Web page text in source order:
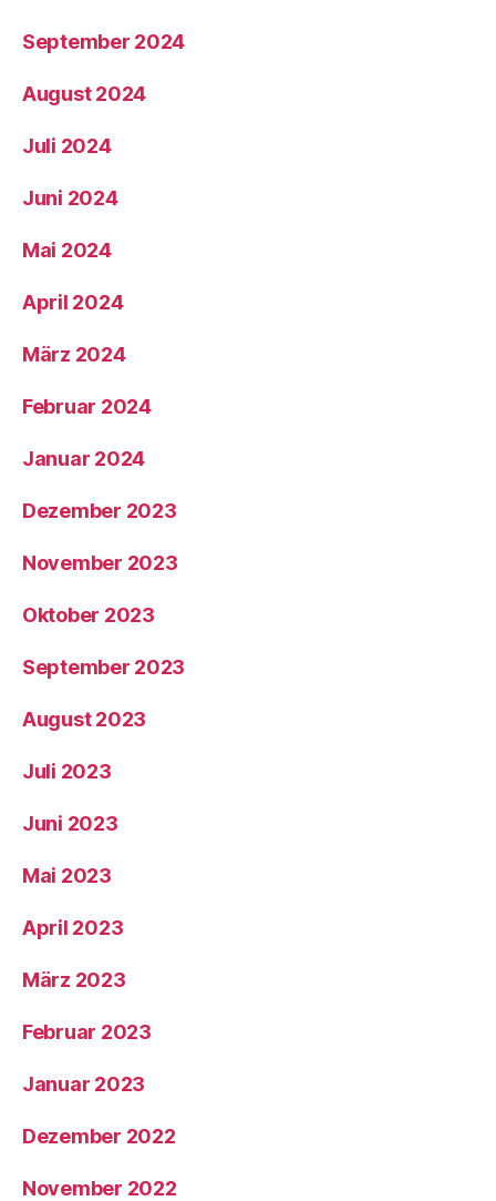
September 2024
August 2024
Juli 2024
Juni 2024
Mai 2024
April 2024
März 2024
Februar 2024
Januar 2024
Dezember 2023
November 2023
Oktober 2023
September 2023
August 2023
Juli 2023
Juni 2023
Mai 2023
April 2023
März 2023
Februar 2023
Januar 2023
Dezember 2022
November 2022